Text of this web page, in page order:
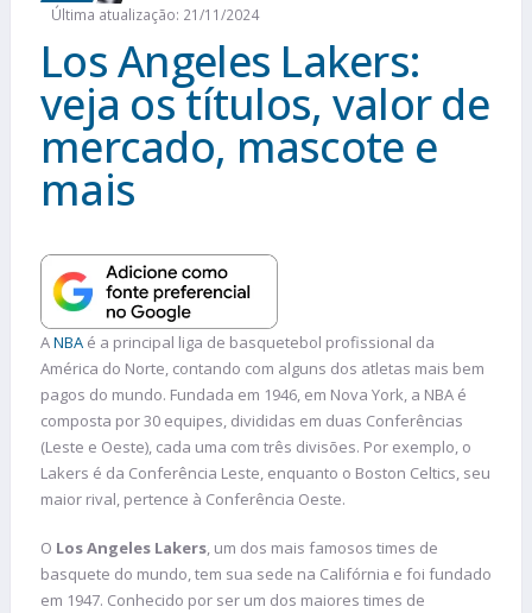
Última atualização: 21/11/2024
Los Angeles Lakers:
veja os títulos, valor de
mercado, mascote e
mais
ANBA é a principal liga de basquetebol profissional da
América do Norte, contando com alguns dos atletas mais bem
pagos do mundo. Fundada em 1946, em Nova York, a NBA é
composta por 30 equipes, divididas em duas Conferências
(Leste e Oeste), cada uma com três divisões. Por exemplo, o
Lakers é da Conferência Leste, enquanto o Boston Celtics, seu
maior rival, pertence à Conferência Oeste.
O Los Angeles Lakers, um dos mais famosos times de
basquete do mundo, tem sua sede na Califórnia e foi fundado
em 1947. Conhecido por ser um dos maiores times de